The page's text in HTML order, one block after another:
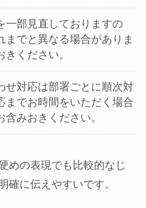
一部見直しておりますの
までと異なる場合がありま
ください。
せ対応は部署ごとに順次対
までお時間をいただく場合
みおきください。
めの表現でも比較的なじ
確に伝えやすいです。